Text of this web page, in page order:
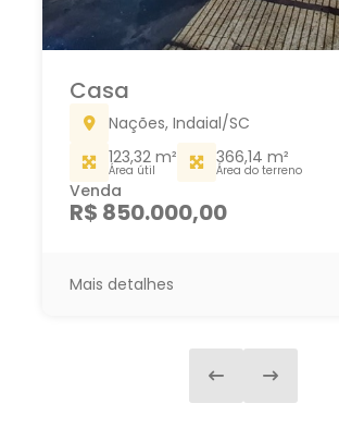
Casa
Do Sol, Indaial/SC
522,66 m²
Área do terreno
390,00 m²
Área total
Venda
R$ 750.000,00
Mais detalhes